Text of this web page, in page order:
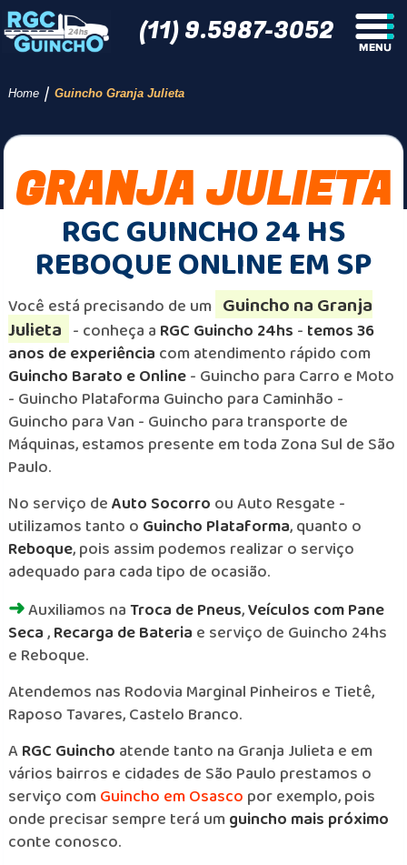
(11) 9.5987-3052
Home / Guincho Granja Julieta
GRANJA JULIETA
RGC GUINCHO 24 HS
REBOQUE ONLINE EM SP
Você está precisando de um Guincho na Granja
Julieta - conheça a RGC Guincho 24hs - temos 36
anos de experiência com atendimento rápido com
Guincho Barato e Online- Guincho para Carro e Moto
- Guincho Plataforma Guincho para Caminhão -
Guincho para Van - Guincho para transporte de
Máquinas, estamos presente em toda Zona Sul de São
Paulo.
No serviço deAuto Socorro ou Auto Resgate -
utilizamos tanto o Guincho Plataforma, quanto o
Reboque, pois assim podemos realizar o serviço
adequado para cada tipo de ocasião.
➜Auxiliamos naTroca de Pneus,Veículos com Pane
Seca,Recarga de Bateria e serviço de Guincho 24hs
e Reboque.
Atendemos nas Rodovia Marginal Pinheiros e Tietê,
Raposo Tavares, Castelo Branco.
ARGC Guincho atende tanto na Granja Julieta e em
vários bairros e cidades de São Paulo prestamos o
serviço comGuincho em Osasco por exemplo, pois
onde precisar sempre terá umguincho mais próximo
conte conosco.